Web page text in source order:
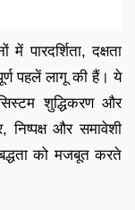
पारदर्शिता, दक्षता
पहलें लागू की हैं। ये
शुद्धिकरण और
और समावेशी
को मजबूत करते